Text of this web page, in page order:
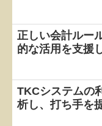
関与先向け融資商
経営者お役立ち情
TKCシステムQ&A
経営革新等支援機
正しい会計ルー
的な活用を支援
TKCシステムの
析し、打ち手を